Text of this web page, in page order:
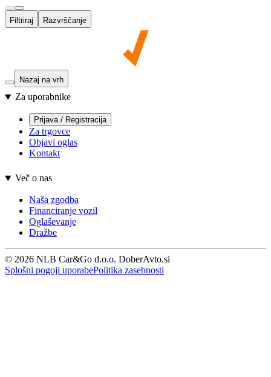
Filtriraj Razvrščanje
Nazaj na vrh
Za uporabnike
Prijava / Registracija
Za trgovce
Objavi oglas
Kontakt
Več o nas
Naša zgodba
Financiranje vozil
Oglaševanje
Dražbe
© 2026 NLB Car&Go d.o.o. DoberAvto.si
Splošni pogoji uporabePolitika zasebnosti